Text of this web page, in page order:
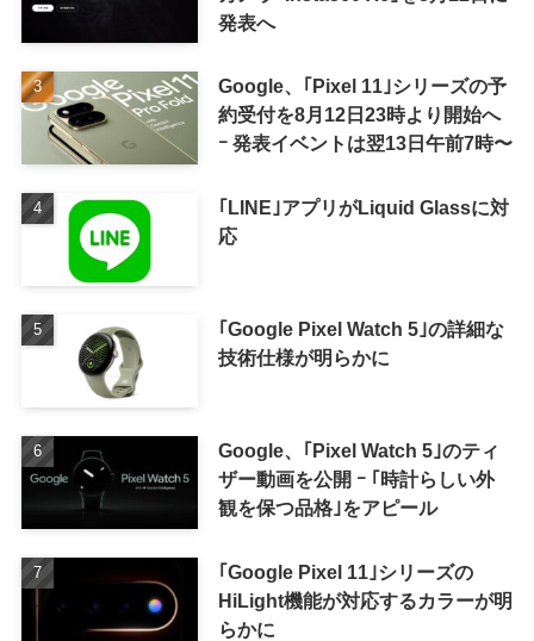
発表へ
Google、｢Pixel 11｣シリーズの予
約受付を8月12日23時より開始へ
ｰ 発表イベントは翌13日午前7時〜
｢LINE｣アプリがLiquid Glassに対
応
｢Google Pixel Watch 5｣の詳細な
技術仕様が明らかに
Google、｢Pixel Watch 5｣のティ
ザー動画を公開 ｰ ｢時計らしい外
観を保つ品格｣をアピール
｢Google Pixel 11｣シリーズの
HiLight機能が対応するカラーが明
らかに